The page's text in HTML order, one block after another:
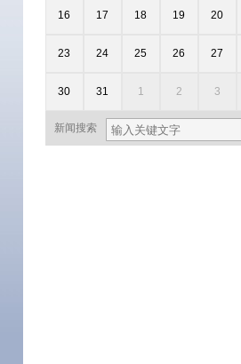
16 17 18 19 20
23 24 25 26 27
30 31 1 2 3
新闻搜索